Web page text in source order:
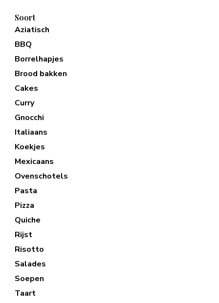
Soort
Aziatisch
BBQ
Borrelhapjes
Brood bakken
Cakes
Curry
Gnocchi
Italiaans
Koekjes
Mexicaans
Ovenschotels
Pasta
Pizza
Quiche
Rijst
Risotto
Salades
Soepen
Taart